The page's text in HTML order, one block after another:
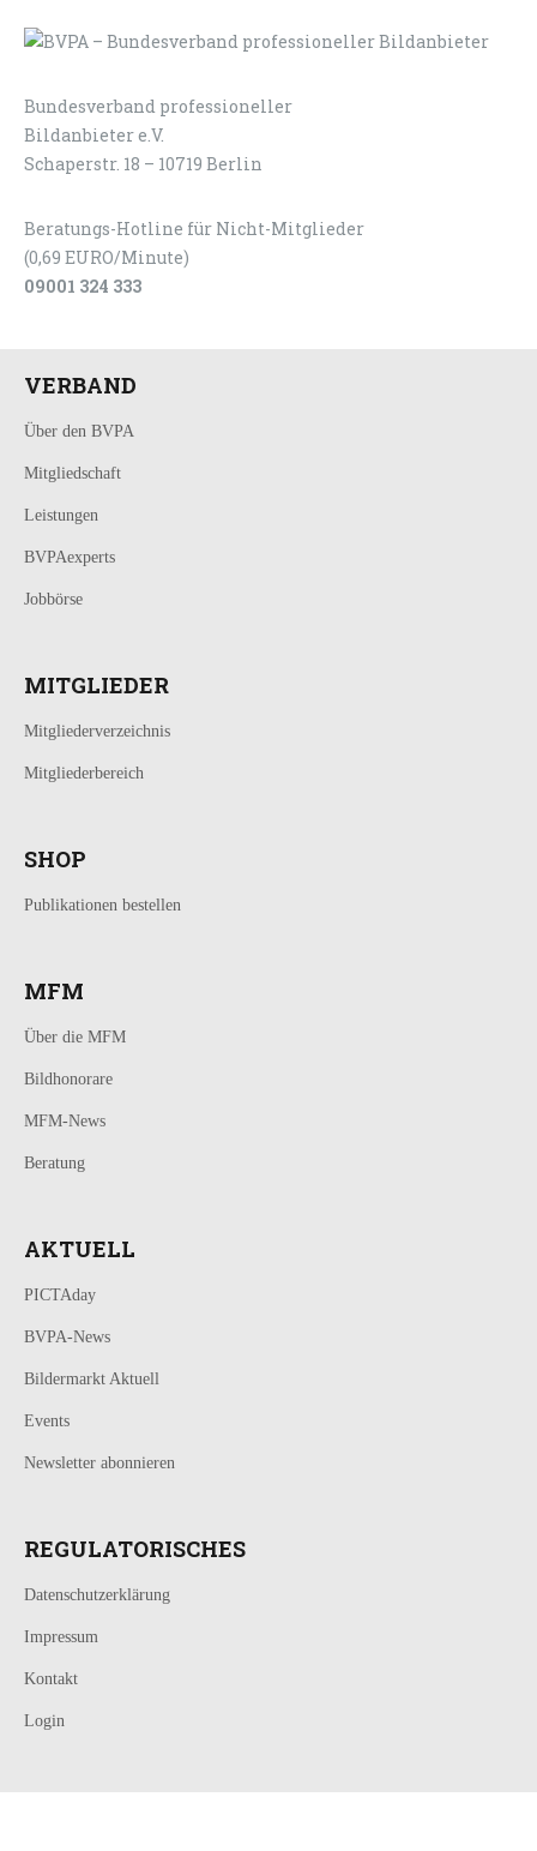
Bundesverband professioneller
Bildanbieter e.V.
Schaperstr. 18 – 10719 Berlin
Beratungs-Hotline für Nicht-Mitglieder
(0,69 EURO/Minute)
09001 324 333
VERBAND
Über den BVPA
Mitgliedschaft
Leistungen
BVPAexperts
Jobbörse
MITGLIEDER
Mitgliederverzeichnis
Mitgliederbereich
SHOP
Publikationen bestellen
MFM
Über die MFM
Bildhonorare
MFM-News
Beratung
AKTUELL
PICTAday
BVPA-News
Bildermarkt Aktuell
Events
Newsletter abonnieren
REGULATORISCHES
Datenschutzerklärung
Impressum
Kontakt
Login